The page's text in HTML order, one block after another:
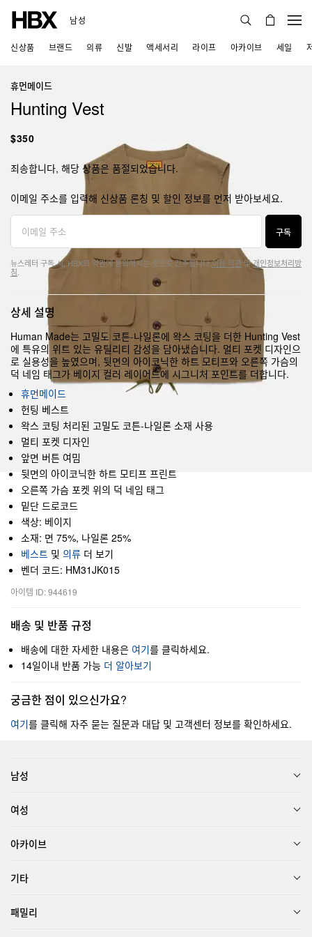
남성
신상품 브랜드 의류 신발 액세서리 라이프 아카이브 세일
휴먼메이드
Hunting Vest
$350
죄송합니다, 해당 상품은 품절되었습니다.
이메일 주소를 입력해 신상품 론칭 및 할인 정보를 먼저 받아보세요.
구독
뉴스레터 구독 시, HBX의 약관에 동의하시는 것으로 간주됩니다.이용 약관 및개인정보처리방
침
상세 설명
Human Made는 고밀도 코튼-나일론에 왁스 코팅을 더한 Hunting Vest
에 특유의 위트 있는 유틸리티 감성을 담아냈습니다. 멀티 포켓 디자인으
로 실용성을 높였으며, 뒷면의 아이코닉한 하트 모티프와 오른쪽 가슴의
덕 네임 태그가 베이지 컬러 레이어드에 시그니처 포인트를 더합니다.
휴먼메이드
헌팅 베스트
왁스 코팅 처리된 고밀도 코튼-나일론 소재 사용
멀티 포켓 디자인
앞면 버튼 여밈
뒷면의 아이코닉한 하트 모티프 프린트
오른쪽 가슴 포켓 위의 덕 네임 태그
밑단 드로코드
색상: 베이지
소재: 면 75%, 나일론 25%
베스트 및 의류 더 보기
벤더 코드: HM31JK015
아이템 ID: 944619
배송 및 반품 규정
배송에 대한 자세한 내용은 여기를 클릭하세요.
14일이내 반품 가능 더 알아보기
궁금한 점이 있으신가요?
여기를 클릭해 자주 묻는 질문과 대답 및 고객센터 정보를 확인하세요.
남성
여성
아카이브
기타
패밀리